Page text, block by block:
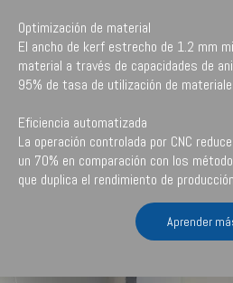
Optimización de material
El ancho de kerf estrecho de 1.2 mm
material a través de capacidades de
95% de tasa de utilización de
Eficiencia automatizada
La operación controlada por CNC
un 70% en comparación con los
que duplica el rendimiento de
Aprender